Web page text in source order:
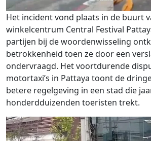
Het incident vond plaats in de buurt
winkelcentrum Central Festival
partijen bij de woordenwisseling
betrokkenheid toen ze door een
ondervraagd. Het voortdurende
motortaxi’s in Pattaya toont de
betere regelgeving in een stad die
honderdduizenden toeristen trekt.